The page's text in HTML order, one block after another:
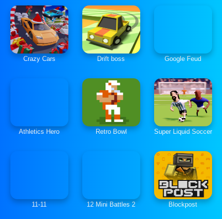
Crazy Cars Drift boss Google Feud
Athletics Hero Retro Bowl Super Liquid Soccer
11-11 12 Mini Battles 2 Blockpost